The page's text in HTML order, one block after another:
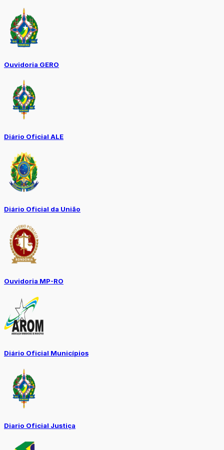
Ouvidoria GERO
Diário Oficial ALE
Diário Oficial da União
Ouvidoria MP-RO
Diário Oficial Municípios
Diario Oficial Justiça